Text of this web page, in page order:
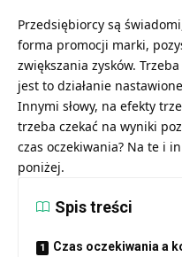
Przedsiębiorcy są
forma promocji marki,
zwiększania zysków.
jest to działanie
Innymi słowy, na efekty
trzeba czekać na wyniki
czas oczekiwania? Na te i
poniżej.
Spis treści
Czas oczekiwania a